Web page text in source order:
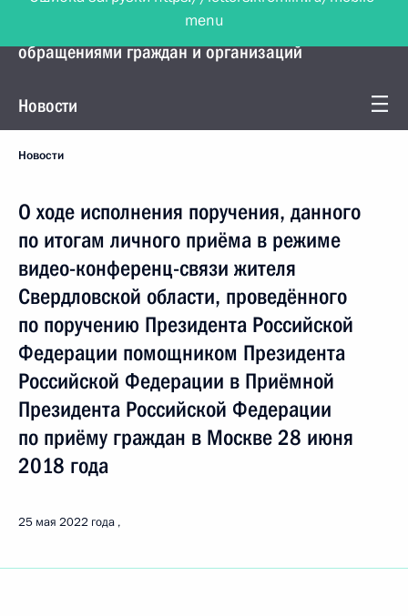
Управление Президента по работе с
обращениями граждан и организаций
Новости
Новости
О ходе исполнения поручения, данного
по итогам личного приёма в режиме
видео-конференц-связи жителя
Свердловской области, проведённого
по поручению Президента Российской
Федерации помощником Президента
Российской Федерации в Приёмной
Президента Российской Федерации
по приёму граждан в Москве 28 июня
2018 года
25 мая 2022 года
menu